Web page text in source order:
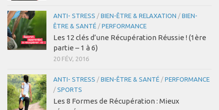
ANTI- STRESS / BIEN-ÊTRE & RELAXATION / BIEN-
ÊTRE & SANTÉ / PERFORMANCE
Les 12 clés d’une Récupération Réussie ! (1ère
partie – 1 à 6)
20 FÉV, 2016
ANTI- STRESS / BIEN-ÊTRE & SANTÉ / PERFORMANCE
/ SPORTS
Les 8 Formes de Récupération : Mieux